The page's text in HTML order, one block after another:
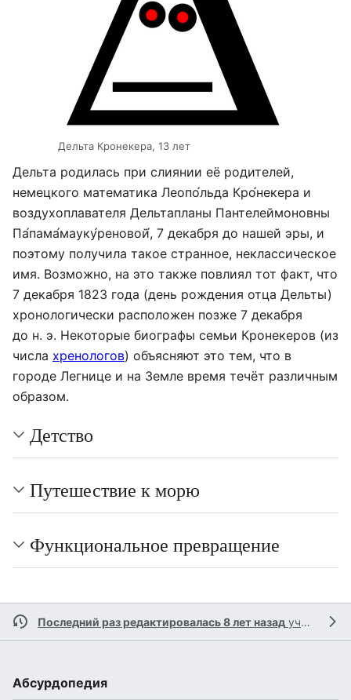
Дельта Кронекера, 13 лет
Дельта родилась при слиянии её родителей,
немецкого математика Леопо́льда Кро́некера и
воздухоплавателя Дельтапланы Пантелеймоновны
Па́пама́мауку́реновой́, 7 декабря до нашей эры, и
поэтому получила такое странное, неклассическое
имя. Возможно, на это также повлиял тот факт, что
7 декабря 1823 года (день рождения отца Дельты)
хронологически расположен позже 7 декабря
до н. э. Некоторые биографы семьи Кронекеров (из
числа хренологов) объясняют это тем, что в
городе Легнице и на Земле время течёт различным
образом.
Детство
Путешествие к морю
Функциональное превращение
Последний раз редактировалась 8 лет назад участником
Абсурдопедия